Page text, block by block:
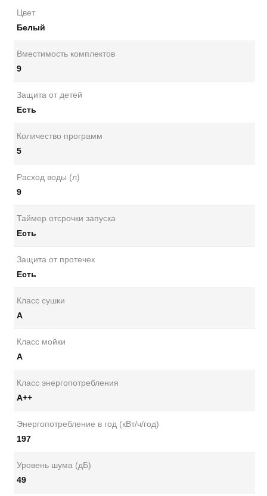
Цвет
Белый
Вместимость комплектов
9
Защита от детей
Есть
Количество программ
5
Расход воды (л)
9
Таймер отсрочки запуска
Есть
Защита от протечек
Есть
Класс сушки
A
Класс мойки
A
Класс энергопотребления
А++
Энергопотребление в год (кВт/ч/год)
197
Уровень шума (дБ)
49